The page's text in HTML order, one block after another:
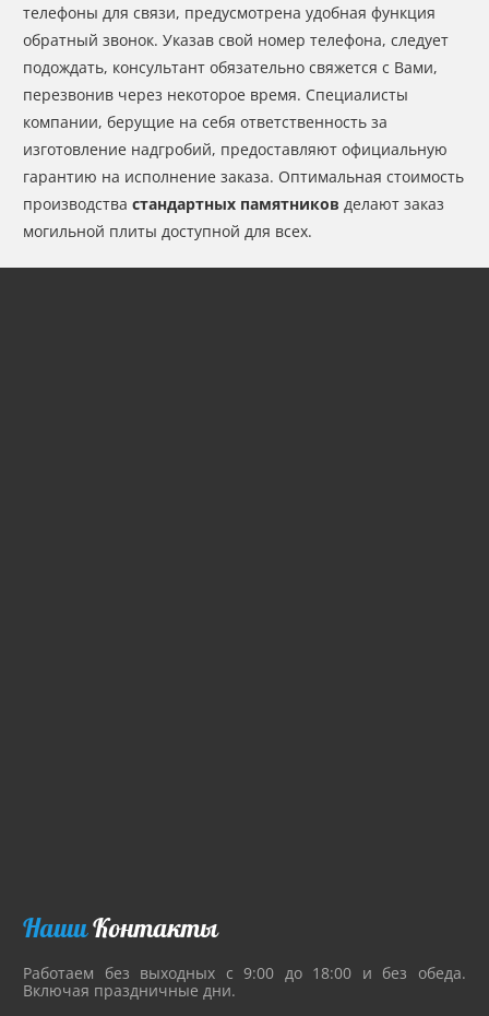
телефоны для связи, предусмотрена удобная функция
обратный звонок. Указав свой номер телефона, следует
подождать, консультант обязательно свяжется с Вами,
перезвонив через некоторое время. Специалисты
компании, берущие на себя ответственность за
изготовление надгробий, предоставляют официальную
гарантию на исполнение заказа. Оптимальная стоимость
производства стандартных памятников делают заказ
могильной плиты доступной для всех.
НашиКонтакты
Работаем без выходных с 9:00 до 18:00 и без обеда.
Включая праздничные дни.